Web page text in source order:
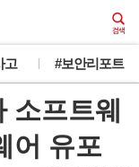
고 #보안리포트
소프트웨
어 유포